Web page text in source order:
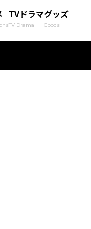
TVドラマ
TV Drama
グッズ
Goods